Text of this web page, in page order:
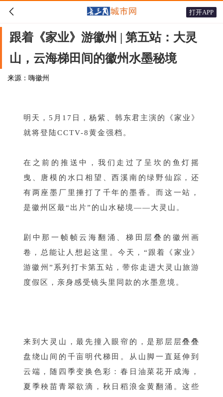
 打开APP
跟着《家业》游徽州 | 第五站：大灵
山，云海梯田间的徽州水墨秘境
来源：嗨徽州
明天，5月17日，杨紫、韩东君主演的《家业》
就将登陆CCTV-8黄金强档。
在之前的推送中，我们走过了呈坎的鱼灯摇
曳、唐模的水口相望、西溪南的绿野仙踪，还
有两座墨厂里捶打了千年的墨香。而这一站，
是徽州区最“出片”的山水秘境——大灵山。
剧中那一帧帧云海翻涌、梯田层叠的徽州画
卷，总能让人想起这里。今天，“跟着《家业》
游徽州”系列打卡第五站，带你走进大灵山旅游
度假区，亲身感受镜头里同款的水墨意境。
来到大灵山，最先撞入眼帘的，是那层层叠叠
盘绕山间的千亩明代梯田。从山脚一直延伸到
云端，随四季变换色彩：春日油菜花开成海，
夏季秧苗青翠欲滴，秋日稻浪金黄翻涌。这些